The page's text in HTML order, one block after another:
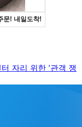
터 자리 위한 '관객 쟁